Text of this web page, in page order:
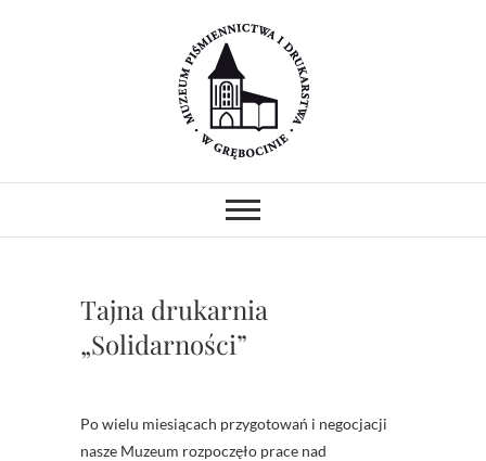
Muzeum
Piśmiennictwa i
Drukarstwa w
Grębocinie
GOTYCKIM KOŚCIELE.
POKAZY.
Tajna drukarnia
„Solidarności”
Po wielu miesiącach przygotowań i negocjacji
nasze Muzeum rozpoczęło prace nad